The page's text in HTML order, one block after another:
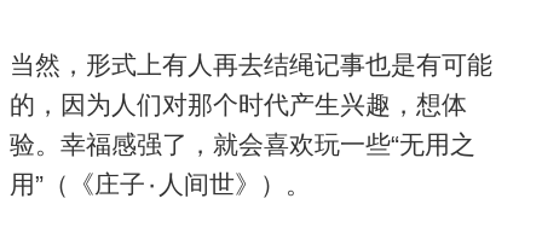
当然，形式上有人再去结绳记事也是有可能
的，因为人们对那个时代产生兴趣，想体
验。幸福感强了，就会喜欢玩一些“无用之
用”（《庄子۰人间世》）。